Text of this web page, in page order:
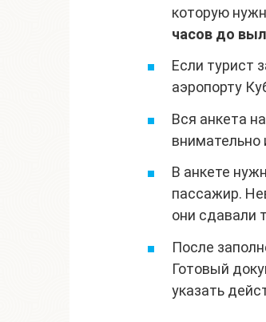
которую
часов до
Если турист
аэропорту
Вся анкета
внимательно
В анкете
пассажир.
они сдавали
После
Готовый
указать